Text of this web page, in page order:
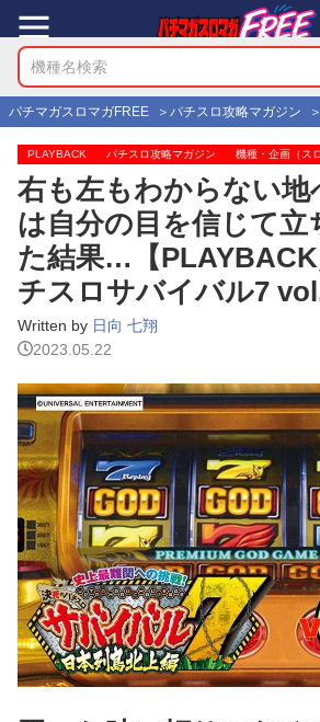
パチマガスロマガFREE パチスロ攻略マガジン
PLAYBACK パチスロ攻略マガジン 機種・企画（ス
右も左もわからない
は自分の目を信じて立
た結果…【
チスロサバイバル7
Written by 日向 七翔
2023.05.22